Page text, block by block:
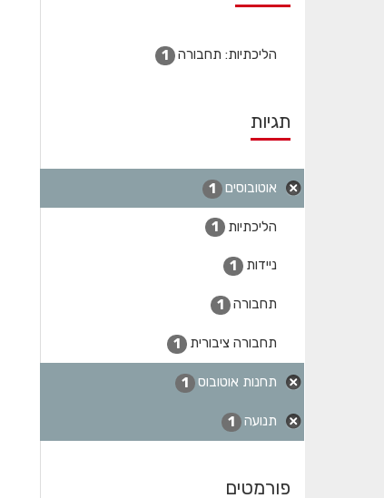
הליכתיות: תחבורה 1
תגיות
אוטובוסים 1
הליכתיות 1
ניידות 1
תחבורה 1
תחבורה ציבורית 1
תחנות אוטובוס 1
תנועה 1
פורמטים